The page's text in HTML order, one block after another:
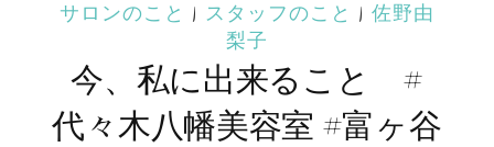
サロンのこと | スタッフのこと | 佐野由
梨子
今、私に出来ること #
代々木八幡美容室 #富ヶ谷